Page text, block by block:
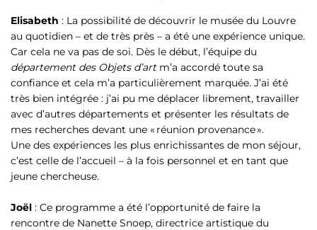
Elisabeth : La possibilité de découvrir le musée du Louvre
au quotidien – et de très près – a été une expérience unique.
Car cela ne va pas de soi. Dès le début, l’équipe du
département des Objets d’art m’a accordé toute sa
confiance et cela m’a particulièrement marquée. J’ai été
très bien intégrée : j’ai pu me déplacer librement, travailler
avec d’autres départements et présenter les résultats de
mes recherches devant une « réunion provenance ».
Une des expériences les plus enrichissantes de mon séjour,
c’est celle de l’accueil – à la fois personnel et en tant que
jeune chercheuse.
Joël : Ce programme a été l’opportunité de faire la
rencontre de Nanette Snoep, directrice artistique du